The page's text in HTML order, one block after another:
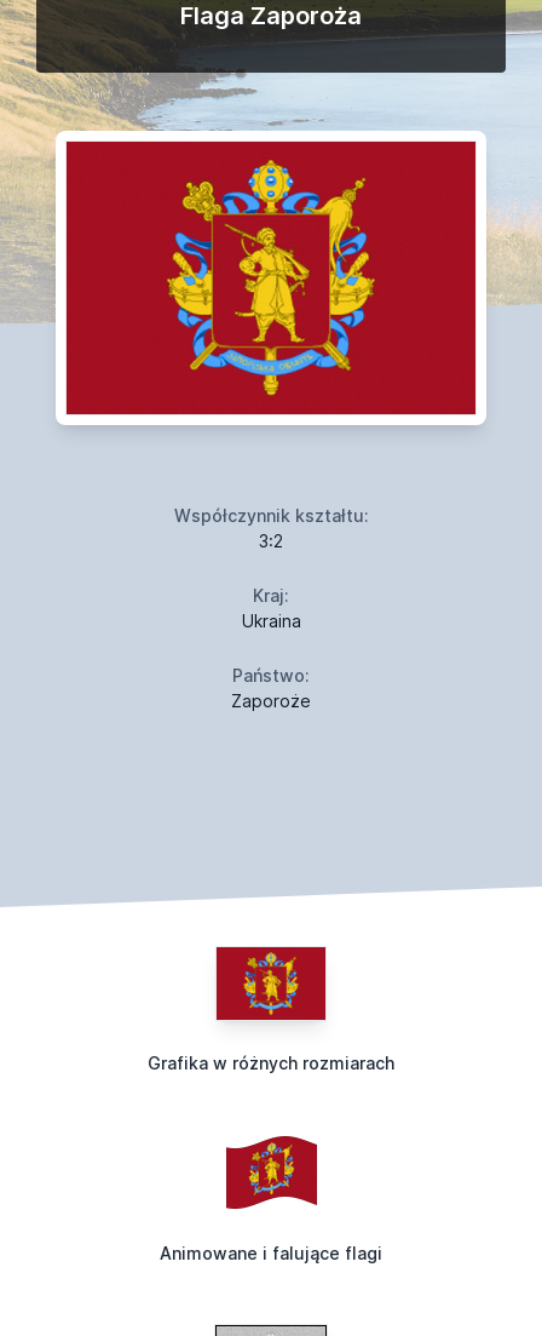
Flaga Zaporoża
Współczynnik kształtu:
3:2
Kraj:
Ukraina
Państwo:
Zaporoże
Grafika w różnych rozmiarach
Animowane i falujące flagi